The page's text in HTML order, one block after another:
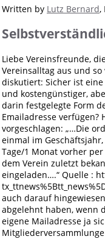
Written by Lutz Bernard,
Liebe Vereinsfreunde,
Vereinsalltag aus und
diskutiert: Sicher ist
und kostengünstiger,
darin festgelegte Form
Emailadresse
vorgeschlagen: „…Die
einmal im
Tage/1 Monat vorher
dem Verein zuletzt
eingeladen….“ Quelle :
auch darauf
abgelehnt haben, wenn
eigene Mailadresse ja